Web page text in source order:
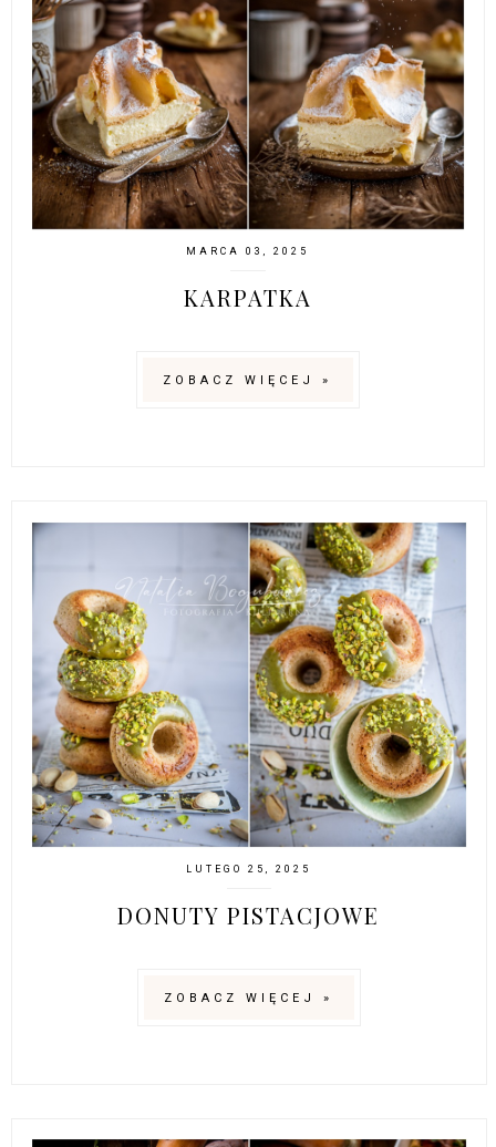
MARCA 03, 2025
KARPATKA
ZOBACZ WIĘCEJ »
LUTEGO 25, 2025
DONUTY PISTACJOWE
ZOBACZ WIĘCEJ »